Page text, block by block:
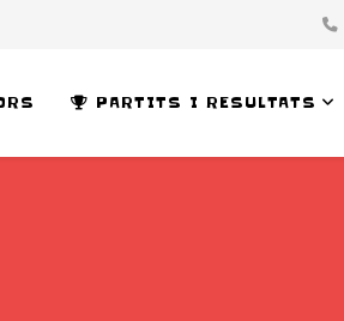
PARTITS I RESULTATS